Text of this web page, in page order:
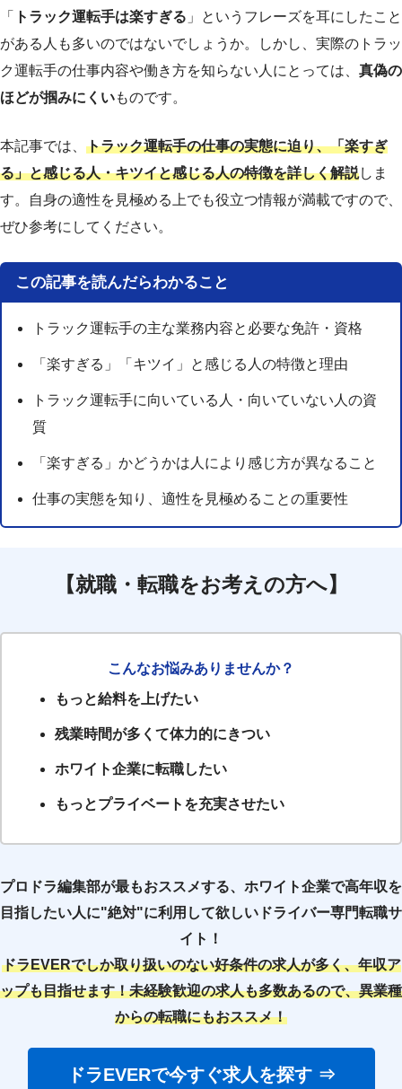
「 トラック運転手は楽すぎる 」というフレーズを耳にしたこと
がある人も多いのではないでしょうか。しかし、実際のトラッ
ク運転手の仕事内容や働き方を知らない人にとっては、 真偽の
ほどが掴みにくいものです。
本記事では、 トラック運転手の仕事の実態に迫り、「楽すぎ
る」と感じる人・キツイと感じる人の特徴を詳しく解説しま
す。自身の適性を見極める上でも役立つ情報が満載ですので、
ぜひ参考にしてください。
この記事を読んだらわかること
トラック運転手の主な業務内容と必要な免許・資格
「楽すぎる」「キツイ」と感じる人の特徴と理由
トラック運転手に向いている人・向いていない人の資
質
「楽すぎる」かどうかは人により感じ方が異なること
仕事の実態を知り、適性を見極めることの重要性
【就職・転職をお考えの方へ】
こんなお悩みありませんか？
もっと給料を上げたい
残業時間が多くて体力的にきつい
ホワイト企業に転職したい
もっとプライベートを充実させたい
プロドラ編集部が最もおススメする、ホワイト企業で高年収を
目指したい人に"絶対"に利用して欲しいドライバー専門転職サ
イト！
ドラEVERでしか取り扱いのない好条件の求人が多く、年収ア
ップも目指せます！未経験歓迎の求人も多数あるので、異業種
からの転職にもおススメ！
ドラEVERで今すぐ求人を探す ⇒